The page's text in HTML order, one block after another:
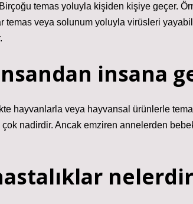
Birçoğu temas yoluyla kişiden kişiye geçer.
temas veya solunum yoluyla virüsleri
insana
hayvanlarla veya hayvansal ürünlerle
çok nadirdir. Ancak emziren annelerden